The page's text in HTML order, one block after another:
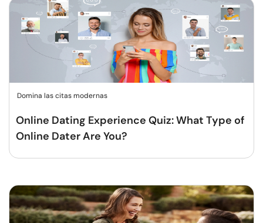
Domina las citas modernas
Online Dating Experience Quiz: What Type of
Online Dater Are You?